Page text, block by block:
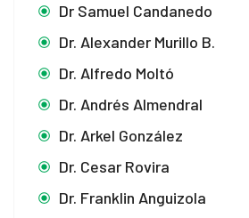
panel
panel
panel
panel
Dr Samuel Candanedo
Dr. Alexander Murillo B.
Dr. Alfredo Moltó
Dr. Andrés Almendral
Dr. Arkel González
Dr. Cesar Rovira
Dr. Franklin Anguizola